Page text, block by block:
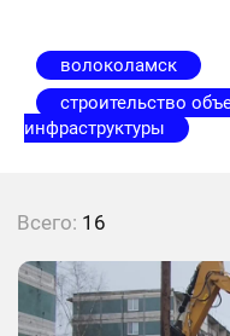
волоколамск
строительство
инфраструктуры
Всего: 16